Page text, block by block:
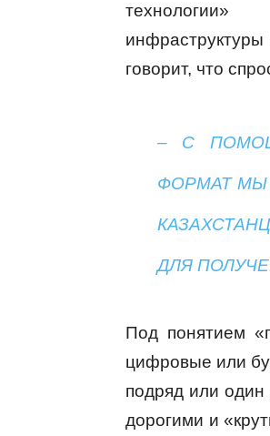
технологии»
говорит, что
– С
ФОРМАТ МЫ
ДЛЯ
Под понятием
цифровые или
подряд или
дорогими и